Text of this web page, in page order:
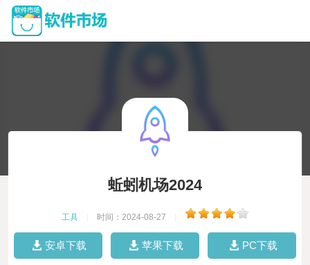
蚯蚓机场2024
工具 时间：2024-08-27
安卓下载 苹果下载 PC下载